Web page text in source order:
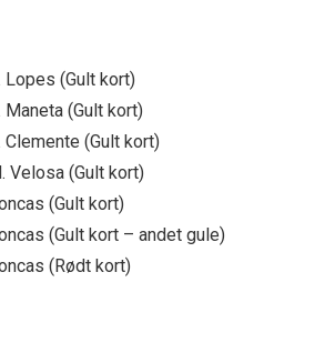
Lopes (Gult kort)
Maneta (Gult kort)
Clemente (Gult kort)
Velosa (Gult kort)
(Gult kort)
(Gult kort – andet gule)
(Rødt kort)